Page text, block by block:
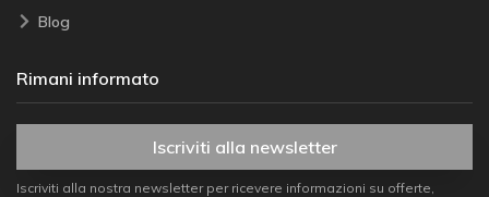
Blog
Rimani informato
Iscriviti alla newsletter
Iscriviti alla nostra newsletter per ricevere informazioni su offerte,